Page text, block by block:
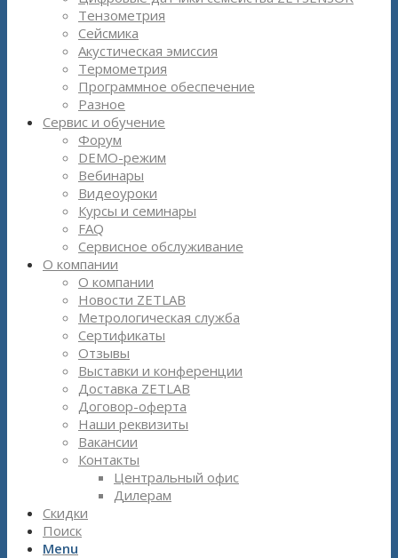
Тензометрия
Сейсмика
Акустическая эмиссия
Термометрия
Программное обеспечение
Разное
Сервис и обучение
Форум
DEMO-режим
Вебинары
Видеоуроки
Курсы и семинары
FAQ
Сервисное обслуживание
О компании
О компании
Новости ZETLAB
Метрологическая служба
Сертификаты
Отзывы
Выставки и конференции
Доставка ZETLAB
Договор-оферта
Наши реквизиты
Вакансии
Контакты
Центральный офис
Дилерам
Скидки
Поиск
Menu